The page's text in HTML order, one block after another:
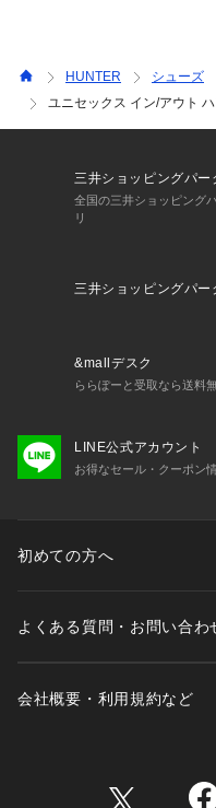
HUNTER シューズ
ユニセックス イン/アウト
三井ショッピングパー
全国の三井ショッピング
リ
三井ショッピングパー
&mallデスク
ららぽーと受取なら送料
LINE公式アカウント
お得なセール・クーポン
初めての方へ
よくある質問・お問い合わ
会社概要・利用規約など